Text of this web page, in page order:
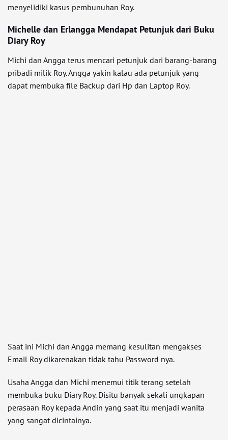
menyelidiki kasus pembunuhan Roy.
Michelle dan Erlangga Mendapat Petunjuk dari Buku
Diary Roy
Michi dan Angga terus mencari petunjuk dari barang-barang
pribadi milik Roy. Angga yakin kalau ada petunjuk yang
dapat membuka file Backup dari Hp dan Laptop Roy.
Saat ini Michi dan Angga memang kesulitan mengakses
Email Roy dikarenakan tidak tahu Password nya.
Usaha Angga dan Michi menemui titik terang setelah
membuka buku Diary Roy. Disitu banyak sekali ungkapan
perasaan Roy kepada Andin yang saat itu menjadi wanita
yang sangat dicintainya.